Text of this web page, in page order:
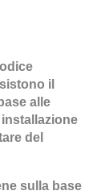
il
alle
del
sulla base